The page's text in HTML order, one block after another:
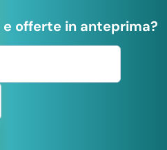
offerte in anteprima?